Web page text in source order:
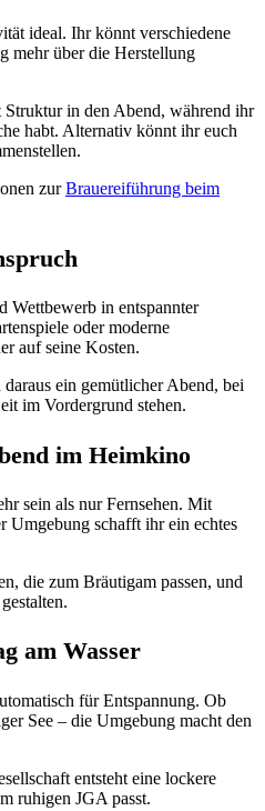
ideal. Ihr könnt verschiedene
mehr über die Herstellung
in den Abend, während ihr
habt. Alternativ könnt ihr euch
zurBrauereiführung beim
Wettbewerb in entspannter
oder moderne
auf seine Kosten.
ein gemütlicher Abend, bei
im Vordergrund stehen.
im Heimkino
sein als nur Fernsehen. Mit
Umgebung schafft ihr ein echtes
die zum Bräutigam passen, und
am Wasser
für Entspannung. Ob
See – die Umgebung macht den
entsteht eine lockere
ruhigen JGA passt.